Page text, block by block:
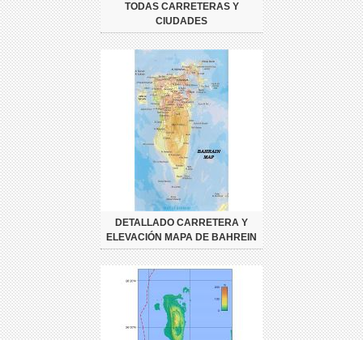
TODAS CARRETERAS Y
CIUDADES
DETALLADO CARRETERA Y
ELEVACIÓN MAPA DE BAHREIN